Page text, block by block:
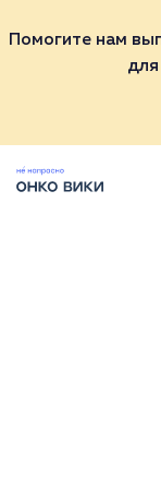
Помогите нам
для